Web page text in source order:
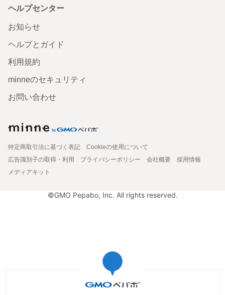
ヘルプセンター
お知らせ
ヘルプとガイド
利用規約
minneのセキュリティ
お問い合わせ
特定商取引法に基づく表記
Cookieの使用について
広告識別子の取得・利用
プライバシーポリシー 会社概要
採用情報
メディアキット
©GMO Pepabo, Inc. All rights reserved.